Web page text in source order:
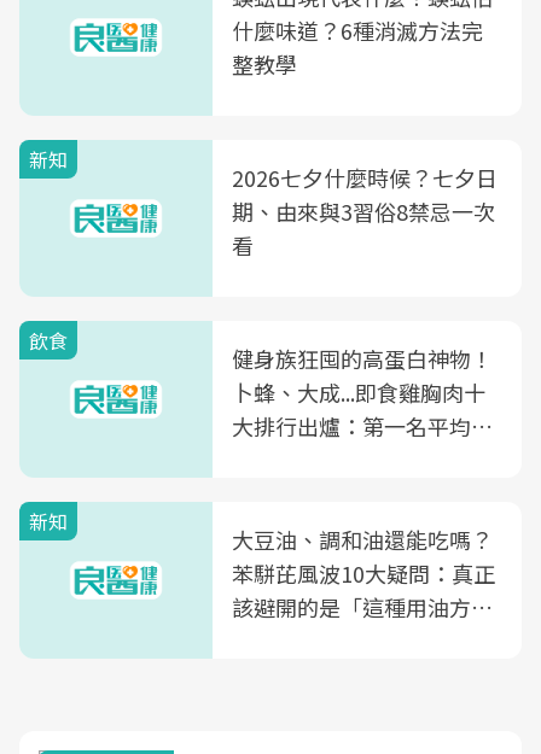
什麼味道？6種消滅方法完
整教學
新知
2026七夕什麼時候？七夕日
期、由來與3習俗8禁忌一次
看
飲食
健身族狂囤的高蛋白神物！
卜蜂、大成...即食雞胸肉十
大排行出爐：第一名平均一
新知
大豆油、調和油還能吃嗎？
苯駢芘風波10大疑問：真正
該避開的是「這種用油方